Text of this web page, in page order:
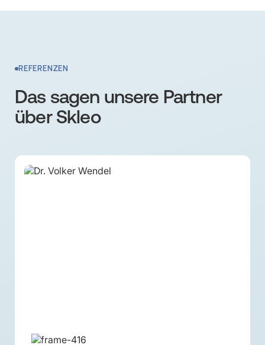
REFERENZEN
Das sagen unsere Partner
über Skleo